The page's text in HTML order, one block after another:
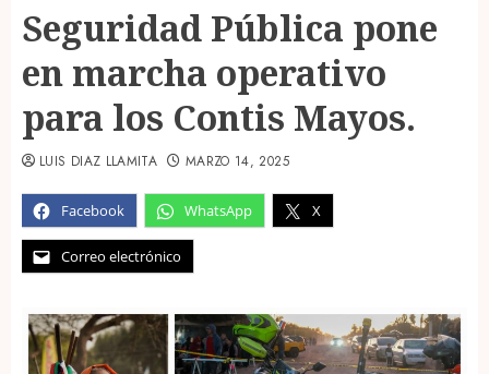
Seguridad Pública pone
en marcha operativo
para los Contis Mayos.
Facebook WhatsApp X
Correo electrónico
LUIS DIAZ LLAMITA MARZO 14, 2025